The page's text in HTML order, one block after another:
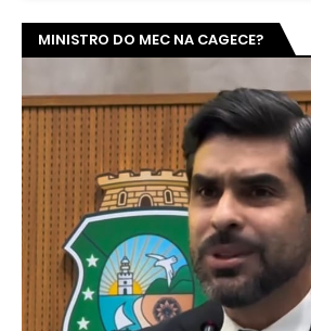
MINISTRO DO MEC NA CAGECE?